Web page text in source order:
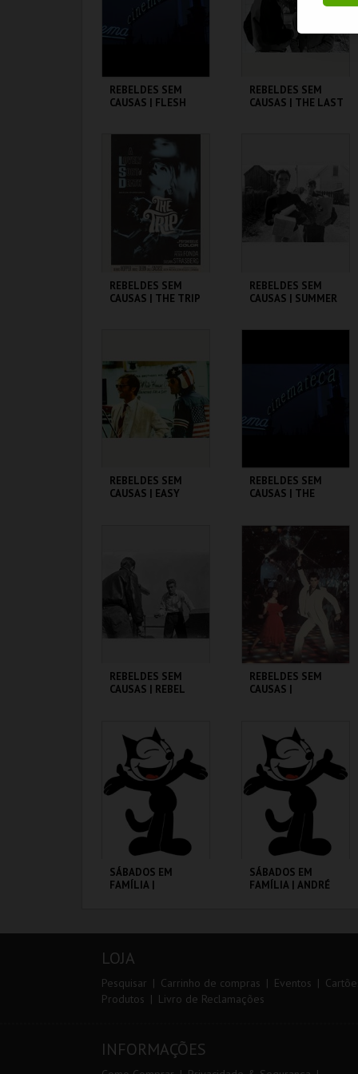
COMPRAR
REBELDES SEM
CAUSAS | FLESH
CINEMATECA
MAIS INFO
COMPRAR
REBELDES SEM
CAUSAS | THE LAST
MAIS INFO
COMPRAR
REBELDES SEM
CAUSAS | THE TRIP
MAIS INFO
COMPRAR
REBELDES SEM
CAUSAS | SUMMER
MAIS INFO
REBELDES SEM
CAUSAS | EASY
MAIS INFO
COMPRAR
REBELDES SEM
CAUSAS | THE
CINEMATECA
MAIS INFO
COMPRAR
REBELDES SEM
CAUSAS | REBEL
CINEMATECA
MAIS INFO
COMPRAR
REBELDES SEM
CAUSAS |
CINEMATECA
MAIS INFO
COMPRAR
SÁBADOS EM
FAMÍLIA |
COMPRAR
SÁBADOS EM
FAMÍLIA | ANDRÉ
LOJA
Pesquisar Carrinho de compras Eventos
Produtos
Livro de Reclamações
INFORMAÇÕES